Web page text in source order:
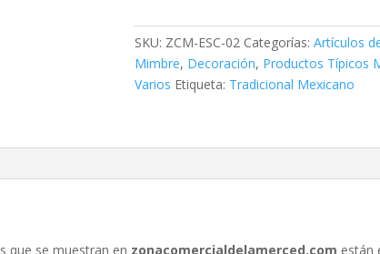
SKU: ZCM-ESC-02 Categorías:Artículos
Mimbre, Decoración, Productos Típicos
Varios Etiqueta: Tradicional Mexicano
que se muestran en zonacomercialdelamerced.com están